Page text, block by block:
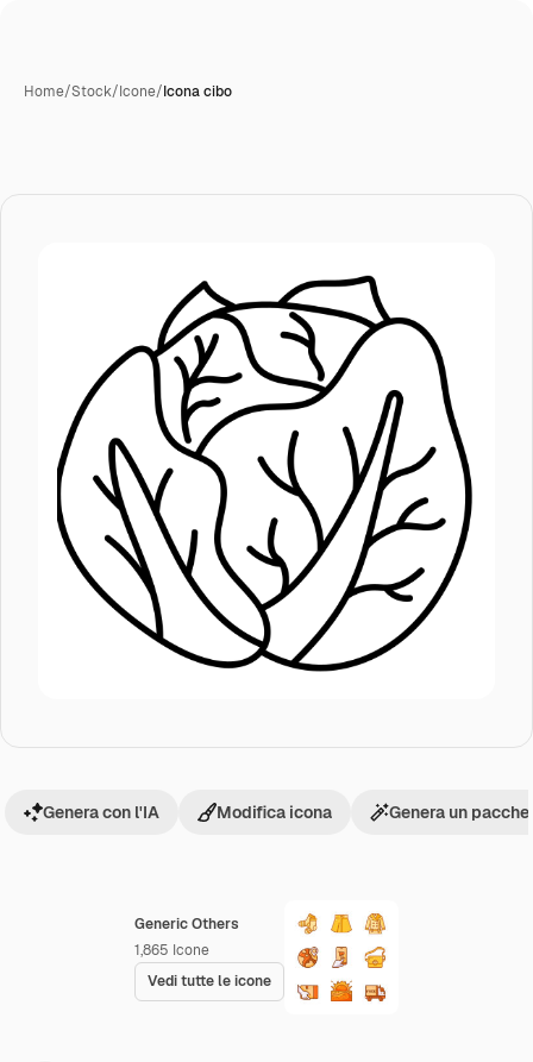
Home/Stock/Icone/Icona cibo
Generic Others
1,865 Icone
Vedi tutte le icone
Genera con l'IA Modifica icona Genera un